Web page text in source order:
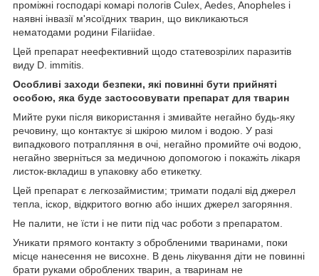
проміжні господарі комарі пологів Culex, Aedes, Anopheles і
наявні інвазії м'ясоїдних тварин, що викликаються
нематодами родини Filariidae.
Цей препарат неефективний щодо статевозрілих паразитів
виду D. immitis.
Особливі заходи безпеки, які повинні бути прийняті
особою, яка буде застосовувати препарат для тварин
Мийте руки після використання і змивайте негайно будь-яку
речовину, що контактує зі шкірою милом і водою. У разі
випадкового потрапляння в очі, негайно промийте очі водою,
негайно зверніться за медичною допомогою і покажіть лікаря
листок-вкладиш в упаковку або етикетку.
Цей препарат є легкозаймистим; тримати подалі від джерел
тепла, іскор, відкритого вогню або інших джерел загоряння.
Не палити, не їсти і не пити під час роботи з препаратом.
Уникати прямого контакту з обробленими тваринами, поки
місце нанесення не висохне. В день лікування діти не повинні
брати руками оброблених тварин, а тваринам не